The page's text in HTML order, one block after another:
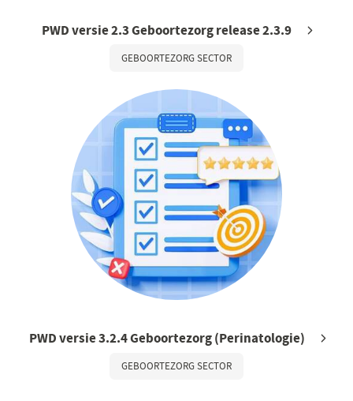
PWD versie 2.3 Geboortezorg release 2.3.9
GEBOORTEZORG SECTOR
PWD versie 3.2.4 Geboortezorg (Perinatologie)
GEBOORTEZORG SECTOR